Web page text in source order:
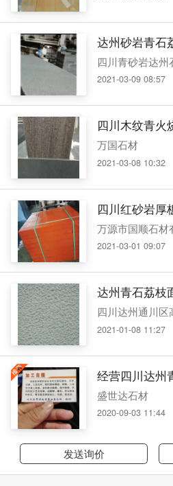
达州砂岩青石
四川青砂岩达州
2021-03-09 08:57
四川木纹青火
万国石材
2021-03-08 10:32
四川红砂岩厚
万源市国顺石材
2021-03-01 09:07
达州青石荔枝
四川达州通川区
2021-01-08 11:27
经营四川达州
盛世达石材
2020-09-03 11:44
发送询价